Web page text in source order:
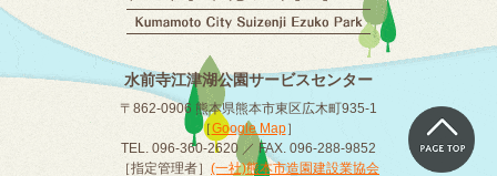
水前寺江津湖公園サービスセンター
〒862-0906 熊本県熊本市東区広木町935-1
［Google Map］
TEL. 096-360-2620 ／ FAX. 096-288-9852
［指定管理者］ (一社)熊本市造園建設業協会